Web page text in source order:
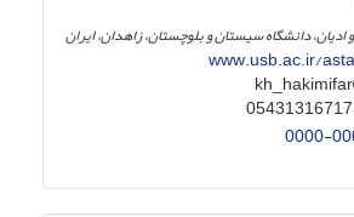
ادیان، دانشگاه سیستان و بلوچستان، زاهدان، ایران
www.usb.ac.ir/
0000-